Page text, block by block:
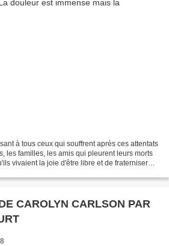
à tous ceux qui souffrent après ces attentats
les familles, les amis qui pleurent leurs morts
vivaient la joie d'être libre et de fraterniser
CAROLYN CARLSON PAR